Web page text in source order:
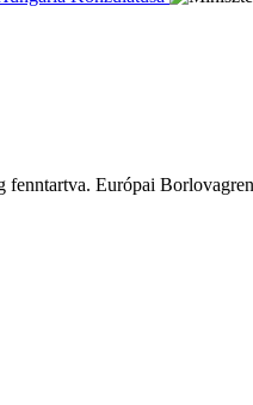
Európai